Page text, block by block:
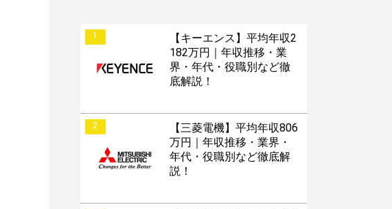
1
【キーエンス】平均年収2
182万円｜年収推移・業
界・年代・役職別など徹
底解説！
2
【三菱電機】平均年収806
万円｜年収推移・業界・
年代・役職別など徹底解
説！